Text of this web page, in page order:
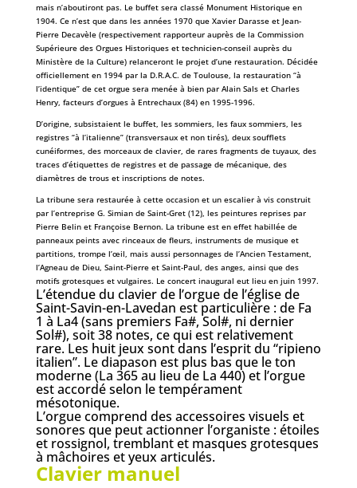
mais n’aboutiront pas. Le buffet sera classé Monument Historique en
1904. Ce n’est que dans les années 1970 que Xavier Darasse et Jean-
Pierre Decavèle (respectivement rapporteur auprès de la Commission
Supérieure des Orgues Historiques et technicien-conseil auprès du
Ministère de la Culture) relanceront le projet d’une restauration. Décidée
officiellement en 1994 par la D.R.A.C. de Toulouse, la restauration “à
l’identique” de cet orgue sera menée à bien par Alain Sals et Charles
Henry, facteurs d’orgues à Entrechaux (84) en 1995-1996.
D’origine, subsistaient le buffet, les sommiers, les faux sommiers, les
registres “à l’italienne” (transversaux et non tirés), deux soufflets
cunéiformes, des morceaux de clavier, de rares fragments de tuyaux, des
traces d’étiquettes de registres et de passage de mécanique, des
diamètres de trous et inscriptions de notes.
La tribune sera restaurée à cette occasion et un escalier à vis construit
par l’entreprise G. Simian de Saint-Gret (12), les peintures reprises par
Pierre Belin et Françoise Bernon. La tribune est en effet habillée de
panneaux peints avec rinceaux de fleurs, instruments de musique et
partitions, trompe l’œil, mais aussi personnages de l’Ancien Testament,
l’Agneau de Dieu, Saint-Pierre et Saint-Paul, des anges, ainsi que des
motifs grotesques et vulgaires. Le concert inaugural eut lieu en juin 1997.
L’étendue du clavier de l’orgue de l’église de
Saint-Savin-en-Lavedan est particulière : de Fa
1 à La4 (sans premiers Fa#, Sol#, ni dernier
Sol#), soit 38 notes, ce qui est relativement
rare. Les huit jeux sont dans l’esprit du “ripieno
italien”. Le diapason est plus bas que le ton
moderne (La 365 au lieu de La 440) et l’orgue
est accordé selon le tempérament
mésotonique.
L’orgue comprend des accessoires visuels et
sonores que peut actionner l’organiste : étoiles
et rossignol, tremblant et masques grotesques
à mâchoires et yeux articulés.
Clavier manuel